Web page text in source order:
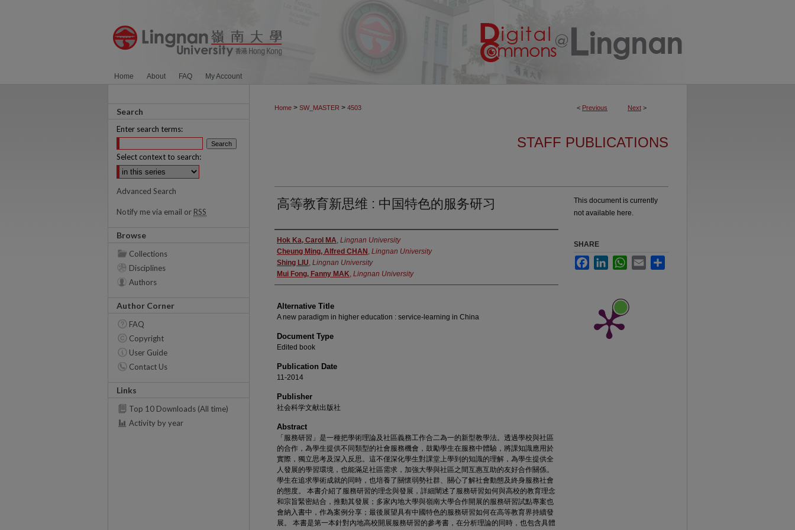
Home About FAQ My Account
< Previous Next >
Home > SW_MASTER > 4503
STAFF PUBLICATIONS
高等教育新思维 : 中国特色的服务研习
Authors
Hok Ka, Carol MA, Lingnan University
Cheung Ming, Alfred CHAN , Lingnan University
Shing LIU, Lingnan University
Mui Fong, Fanny MAK, Lingnan University
Alternative Title
A new paradigm in higher education : service-learning in China
Document Type
Edited book
Publication Date
11-2014
Publisher
社会科学文献出版社
Abstract
「服務研習」是一種把學術理論及社區義務工作合二為一的新型教學法。透過學校與社區
的合作，為學生提供不同類型的社會服務機會，鼓勵學生在服務中體驗，將課知識應用於
實際，獨立思考及深入反思。這不僅深化學生對課堂上學到的知識的理解，為學生提供全
人發展的學習環境，也能滿足社區需求，加強大學與社區之間互惠互助的友好合作關係。
學生在追求學術成就的同時，也培養了關懷弱勢社群、關心了解社會動態及終身服務社會
的態度。 本書介紹了服務研習的理念與發展，詳細闡述了服務研習如何與高校的教育理念
和宗旨緊密結合，推動其發展；多家內地大學與嶺南大學合作開展的服務研習試點專案也
會納入書中，作為案例分享；最後展望具有中國特色的服務研習如何在高等教育界持續發
展。 本書是第一本針對內地高校開展服務研習的參考書，在分析理論的同時，也包含具體
This document is currently
not available here.
SHARE
FacebookLinkedInWhatsApp
Email
Search
Enter search terms:
Select context to search:
Advanced Search
Notify me via email or RSS
Browse
Collections
Disciplines
Authors
Author Corner
FAQ
Copyright
User Guide
Contact Us
Links
Top 10 Downloads (All time)
Activity by year